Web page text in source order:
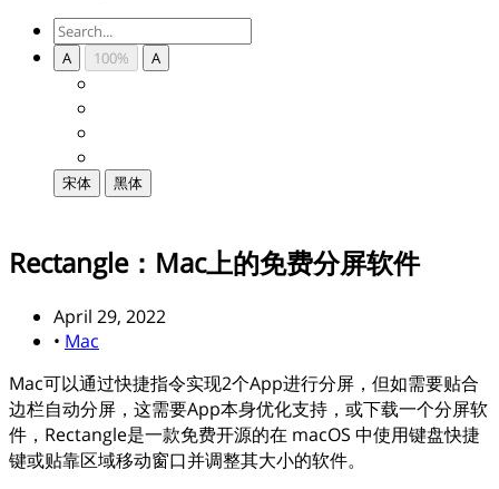
A 100% A
宋体 黑体
Rectangle：Mac上的免费分屏软件
April 29, 2022
• Mac
Mac可以通过快捷指令实现2个App进行分屏，但如需要贴合
边栏自动分屏，这需要App本身优化支持，或下载一个分屏软
件，Rectangle是一款免费开源的在 macOS 中使用键盘快捷
键或贴靠区域移动窗口并调整其大小的软件。